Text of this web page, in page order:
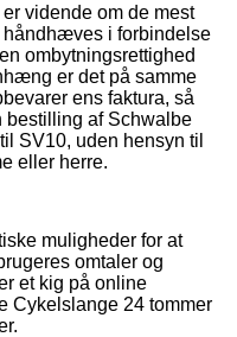
vidende om de mest
i forbindelse
ombytningsrettighed
er det på samme
ens faktura, så
bestilling af Schwalbe
SV10, uden hensyn til
eller herre.
muligheder for at
omtaler og
et kig på online
Cykelslange 24 tommer